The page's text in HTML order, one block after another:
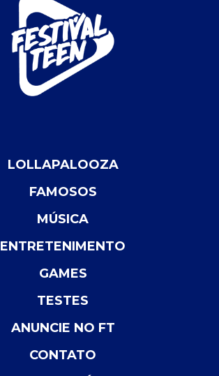
LOLLAPALOOZA
FAMOSOS
MÚSICA
ENTRETENIMENTO
GAMES
TESTES
ANUNCIE NO FT
CONTATO